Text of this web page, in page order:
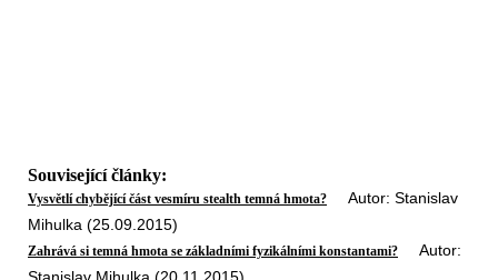
Související články:
Vysvětlí chybějící část vesmíru stealth temná hmota? Autor: Stanislav
Mihulka (25.09.2015)
Zahrává si temná hmota se základními fyzikálními konstantami? Autor: